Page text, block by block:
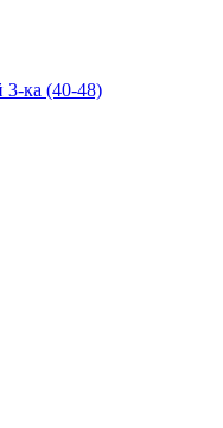
3-ка (40-48)